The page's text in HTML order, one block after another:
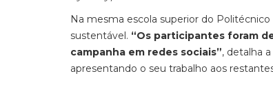
Na mesma escola superior do
sustentável. “Os participantes foram
campanha em redes sociais”, detalha
apresentando o seu trabalho aos